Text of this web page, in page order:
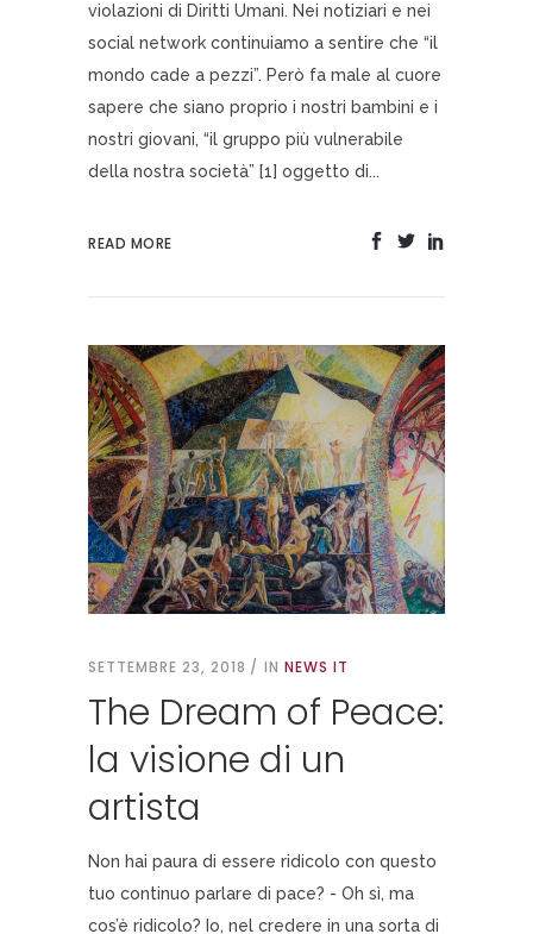
violazioni di Diritti Umani. Nei notiziari e nei
social network continuiamo a sentire che “il
mondo cade a pezzi”. Però fa male al cuore
sapere che siano proprio i nostri bambini e i
nostri giovani, “il gruppo più vulnerabile
della nostra società” [1] oggetto di...
READ MORE
SETTEMBRE 23, 2018 IN NEWS IT
The Dream of Peace:
la visione di un
artista
Non hai paura di essere ridicolo con questo
tuo continuo parlare di pace? - Oh sì, ma
cos’è ridicolo? Io, nel credere in una sorta di